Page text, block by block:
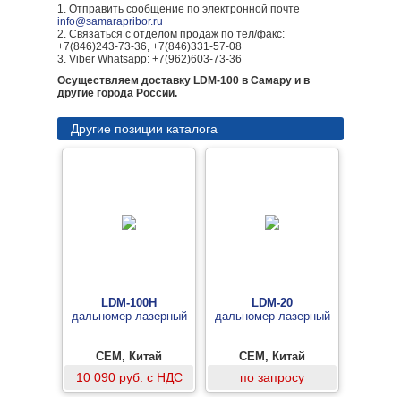
1. Отправить сообщение по электронной почте
info@samarapribor.ru
2. Связаться с отделом продаж по тел/факс:
+7(846)243-73-36, +7(846)331-57-08
3. Viber Whatsapp: +7(962)603-73-36
Осуществляем доставку LDM-100 в Самару и в
другие города России.
Другие позиции каталога
LDM-100H
дальномер лазерный
CEM, Китай
10 090 руб. с НДС
LDM-20
дальномер лазерный
CEM, Китай
по запросу